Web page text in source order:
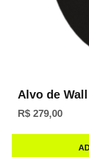
Alvo de
R$279,00